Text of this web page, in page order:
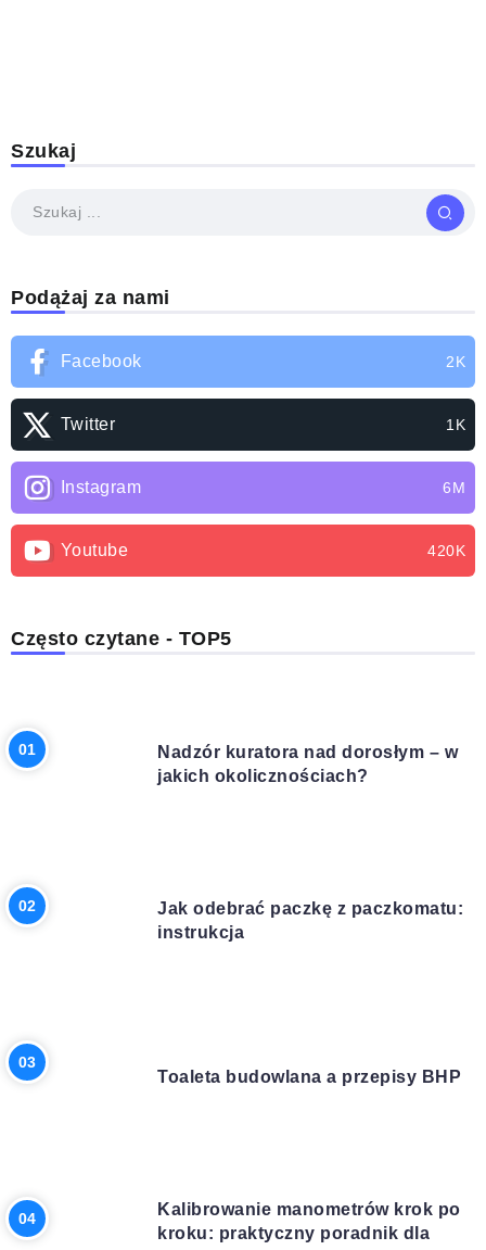
Szukaj
Podążaj za nami
Facebook 2K
Twitter 1K
Instagram 6M
Youtube 420K
Często czytane - TOP5
Nadzór kuratora nad dorosłym – w
jakich okolicznościach?
Jak odebrać paczkę z paczkomatu:
instrukcja
Toaleta budowlana a przepisy BHP
Kalibrowanie manometrów krok po
kroku: praktyczny poradnik dla